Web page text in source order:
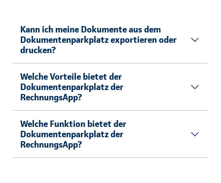
Kann ich meine Dokumente aus dem
Dokumentenparkplatz exportieren oder
drucken?
Welche Vorteile bietet der
Dokumentenparkplatz der
RechnungsApp?
Welche Funktion bietet der
Dokumentenparkplatz der
RechnungsApp?